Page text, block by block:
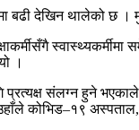
बढी देखिन थालेको छ
।
प्रत्यक्ष संलग्न हुने
कोभिड–१९ अस्पताल,